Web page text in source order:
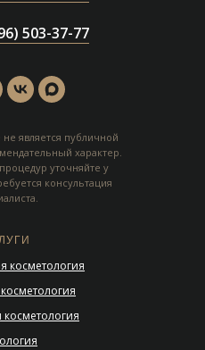
является публичной
характер.
уточняйте у
консультация
косметология
косметология
503-37-77